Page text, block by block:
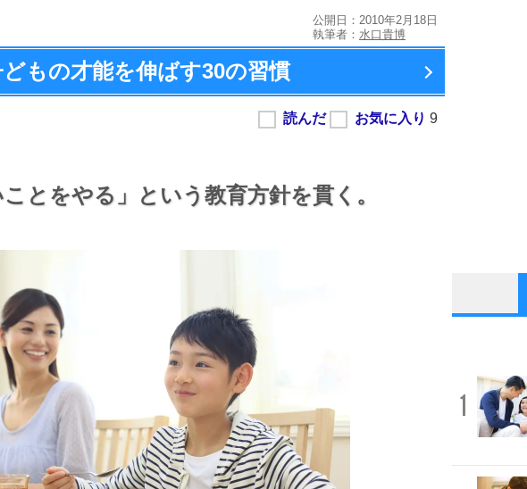
公開日：2010年2月18日
執筆者： 水口貴博
もの才能を伸ばす30の習慣
ことをやる」という教育方針を貫く。
1